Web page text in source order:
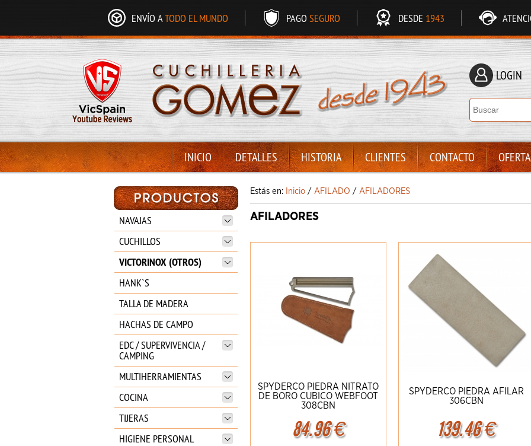
ENVÍO ATODO EL MUNDO PAGO SEGURO DESDE 1943
LOGIN
INICIO DETALLES HISTORIA CLIENTES CONTACTO
NAVAJAS
CUCHILLOS
VICTORINOX (OTROS)
HANK`S
TALLA DE MADERA
HACHAS DE CAMPO
EDC / SUPERVIVENCIA /
CAMPING
MULTIHERRAMIENTAS
COCINA
TIJERAS
HIGIENE PERSONAL
Estás en: Inicio / AFILADO / AFILADORES
AFILADORES
SPYDERCO PIEDRA NITRATO
DE BORO CUBICO WEBFOOT
308CBN
84.96€
Ampliar Detalles
SPYDERCO PIEDRA AFILAR
306CBN
139.46€
Ampliar Detalles